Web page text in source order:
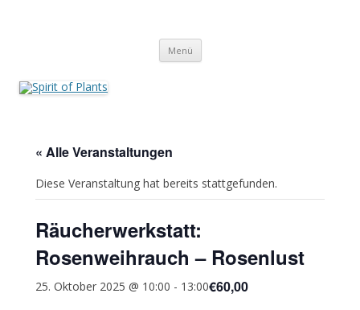
Menü
« Alle Veranstaltungen
Diese Veranstaltung hat bereits stattgefunden.
Räucherwerkstatt:
Rosenweihrauch – Rosenlust
25. Oktober 2025 @ 10:00 - 13:00€60,00